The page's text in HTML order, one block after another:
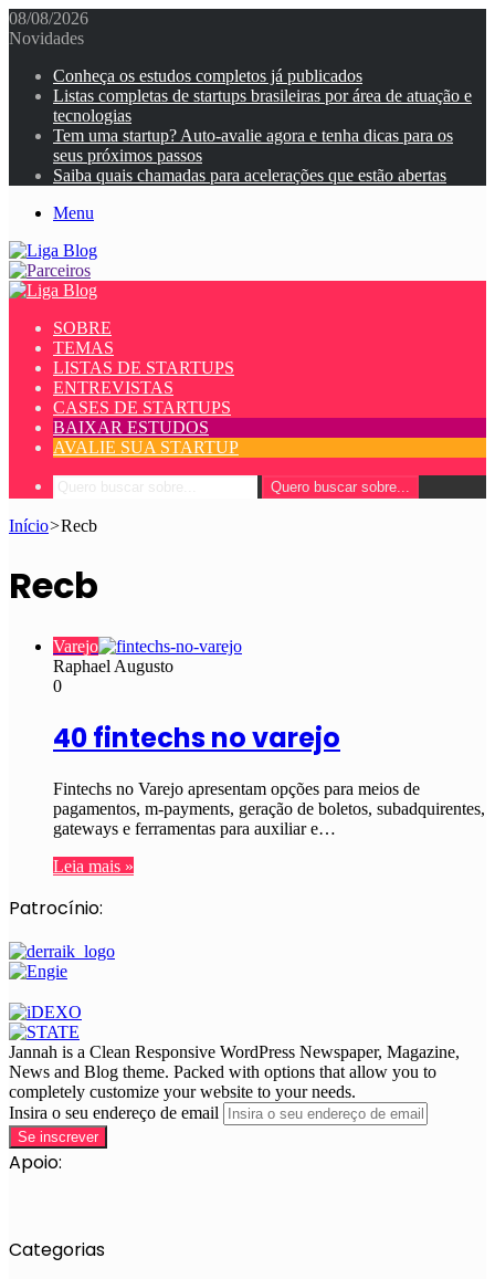
08/08/2026
Novidades
Conheça os estudos completos já publicados
Listas completas de startups brasileiras por área de atuação e
tecnologias
Tem uma startup? Auto-avalie agora e tenha dicas para os
seus próximos passos
Saiba quais chamadas para acelerações que estão abertas
Menu
SOBRE
TEMAS
LISTAS DE STARTUPS
ENTREVISTAS
CASES DE STARTUPS
BAIXAR ESTUDOS
AVALIE SUA STARTUP
Quero buscar sobre...
Início>Recb
Recb
Varejo
Raphael Augusto
0
40 fintechs no varejo
Fintechs no Varejo apresentam opções para meios de
pagamentos, m-payments, geração de boletos, subadquirentes,
gateways e ferramentas para auxiliar e…
Leia mais »
Patrocínio:
Jannah is a Clean Responsive WordPress Newspaper, Magazine,
News and Blog theme. Packed with options that allow you to
completely customize your website to your needs.
Insira o seu endereço de email
Apoio:
Categorias